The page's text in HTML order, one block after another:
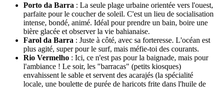
Porto da Barra : La seule plage urbaine orientée vers l'ouest,
parfaite pour le coucher de soleil. C'est un lieu de socialisation
intense, bondé, animé. Idéal pour prendre un bain, boire une
bière glacée et observer la vie bahianaise.
Farol da Barra : Juste à côté, avec sa forteresse. L'océan est
plus agité, super pour le surf, mais méfie-toi des courants.
Rio Vermelho : Ici, ce n'est pas pour la baignade, mais pour
l'ambiance ! Le soir, les "barracas" (petits kiosques)
envahissent le sable et servent des acarajés (la spécialité
locale, une boulette de purée de haricots frite dans l'huile de